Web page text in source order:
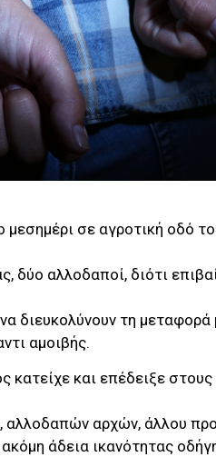
σε αγροτική οδό
δύο αλλοδαποί, διότι
διευκολύνουν τη μεταφορά
αμοιβής.
κατείχε και επέδειξε
αλλοδαπών αρχών, άλλου
άδεια ικανότητας